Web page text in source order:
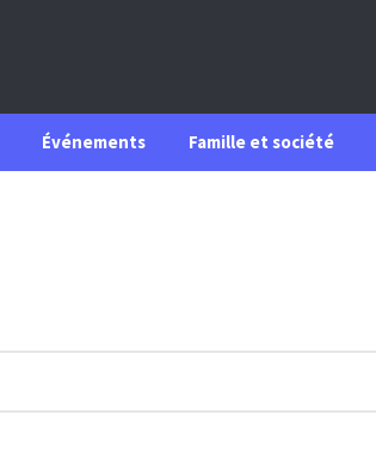
Événements Famille et société